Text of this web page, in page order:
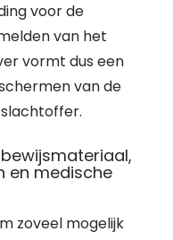
voor de
van het
vormt dus een
van de
en medische
zoveel mogelijk